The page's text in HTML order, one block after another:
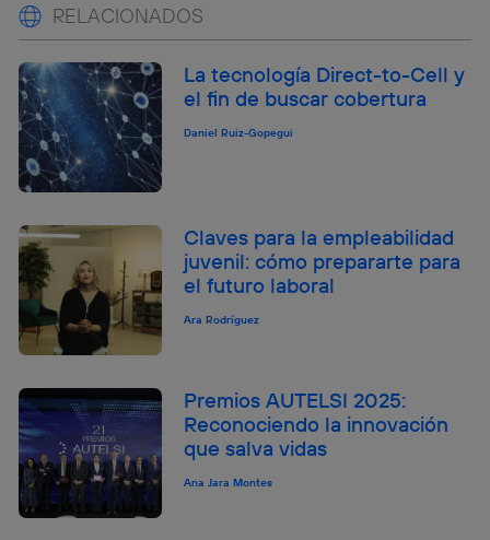
RELACIONADOS
La tecnología Direct-to-Cell y
el fin de buscar cobertura
Daniel Ruiz-Gopegui
Claves para la empleabilidad
juvenil: cómo prepararte para
el futuro laboral
Ara Rodríguez
Premios AUTELSI 2025:
Reconociendo la innovación
que salva vidas
Ana Jara Montes